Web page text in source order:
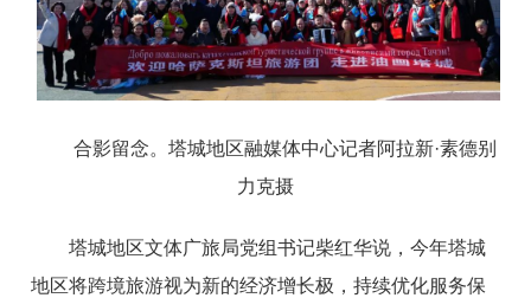
合影留念。塔城地区融媒体中心记者阿拉新·素德别
力克摄
塔城地区文体广旅局党组书记柴红华说，今年塔城
地区将跨境旅游视为新的经济增长极，持续优化服务保